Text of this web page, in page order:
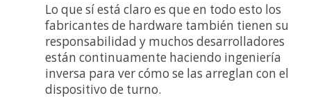
Lo que sí está claro es que en todo esto los
fabricantes de hardware también tienen su
responsabilidad y muchos desarrolladores
están continuamente haciendo ingeniería
inversa para ver cómo se las arreglan con el
dispositivo de turno.